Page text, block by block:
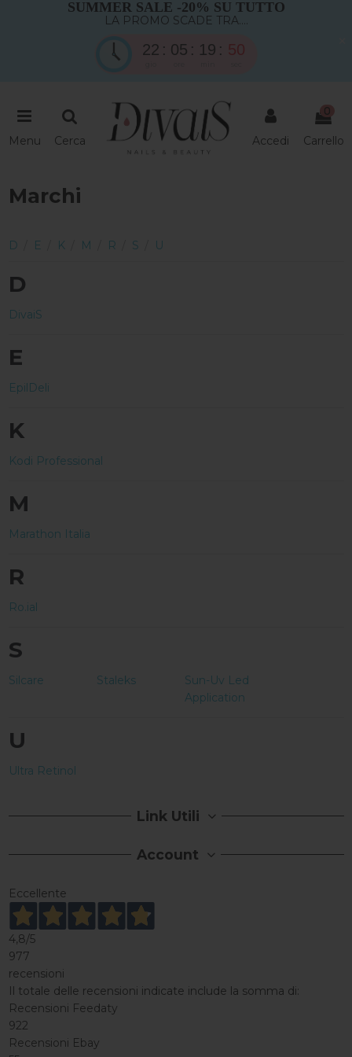
SUMMER SALE -20% SU TUTTO
LA PROMO SCADE TRA....
22 05 19 50
Menu Cerca Accedi
0
Carrello
Marchi
D E K M R S U
D
DivaiS
E
EpilDeli
K
Kodi Professional
M
Marathon Italia
R
Ro.ial
S
Silcare Staleks
Sun-Uv Led
Application
U
Ultra Retinol
Link Utili
Account
Eccellente
4,8/5
977
recensioni
Il totale delle recensioni indicate include la somma di:
Recensioni Feedaty
922
Recensioni Ebay